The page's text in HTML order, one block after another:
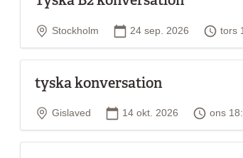
Plats
Stockholm Startdatum
24 sep. 2026 Tid
tors
tyska konversation
Plats
Gislaved Startdatum
14 okt. 2026 Tid
ons